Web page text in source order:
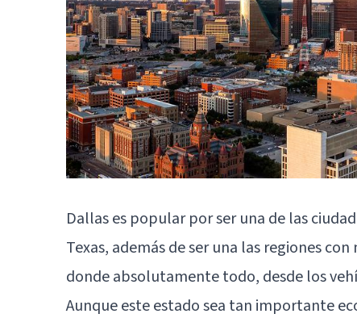
Dallas es popular por ser una de las
Texas, además de ser una las regiones
donde absolutamente todo, desde los
Aunque este estado sea tan importante